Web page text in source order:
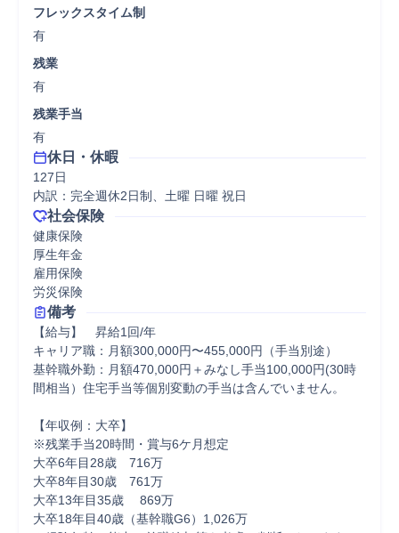
フレックスタイム制
有
残業
有
残業手当
有
休日・休暇
127日
内訳：完全週休2日制、土曜 日曜 祝日
社会保険
健康保険
厚生年金
雇用保険
労災保険
備考
【給与】　昇給1回/年
キャリア職：月額300,000円〜455,000円（手当別途）
基幹職外勤：月額470,000円＋みなし手当100,000円(30時
間相当）住宅手当等個別変動の手当は含んでいません。
【年収例：大卒】
※残業手当20時間・賞与6ケ月想定
大卒6年目28歳　716万
大卒8年目30歳　761万
大卒13年目35歳　 869万
大卒18年目40歳（基幹職G6）1,026万